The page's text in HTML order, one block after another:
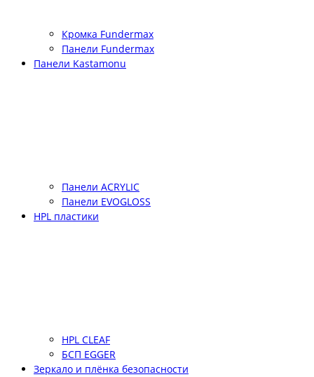
Кромка Fundermax
Панели Fundermax
Панели Kastamonu
Панели ACRYLIC
Панели EVOGLOSS
HPL пластики
HPL CLEAF
БСП EGGER
Зеркало и плёнка безопасности